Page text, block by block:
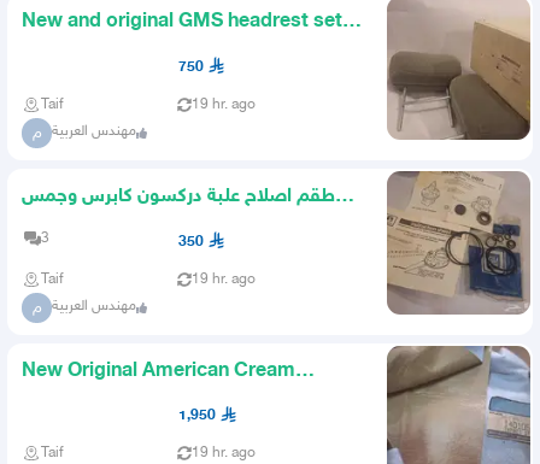
New and original GMS headrest set
750
Taif 19 hr. ago
م مهندس العربية
طقم اصلاح علبة دركسون كابرس وجمس
اصلي
3 350
Taif 19 hr. ago
م مهندس العربية
New Original American Cream
1,950
Taif 19 hr. ago